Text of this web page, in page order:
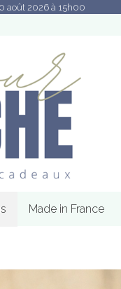
août 2026 à 15h00
Made in France